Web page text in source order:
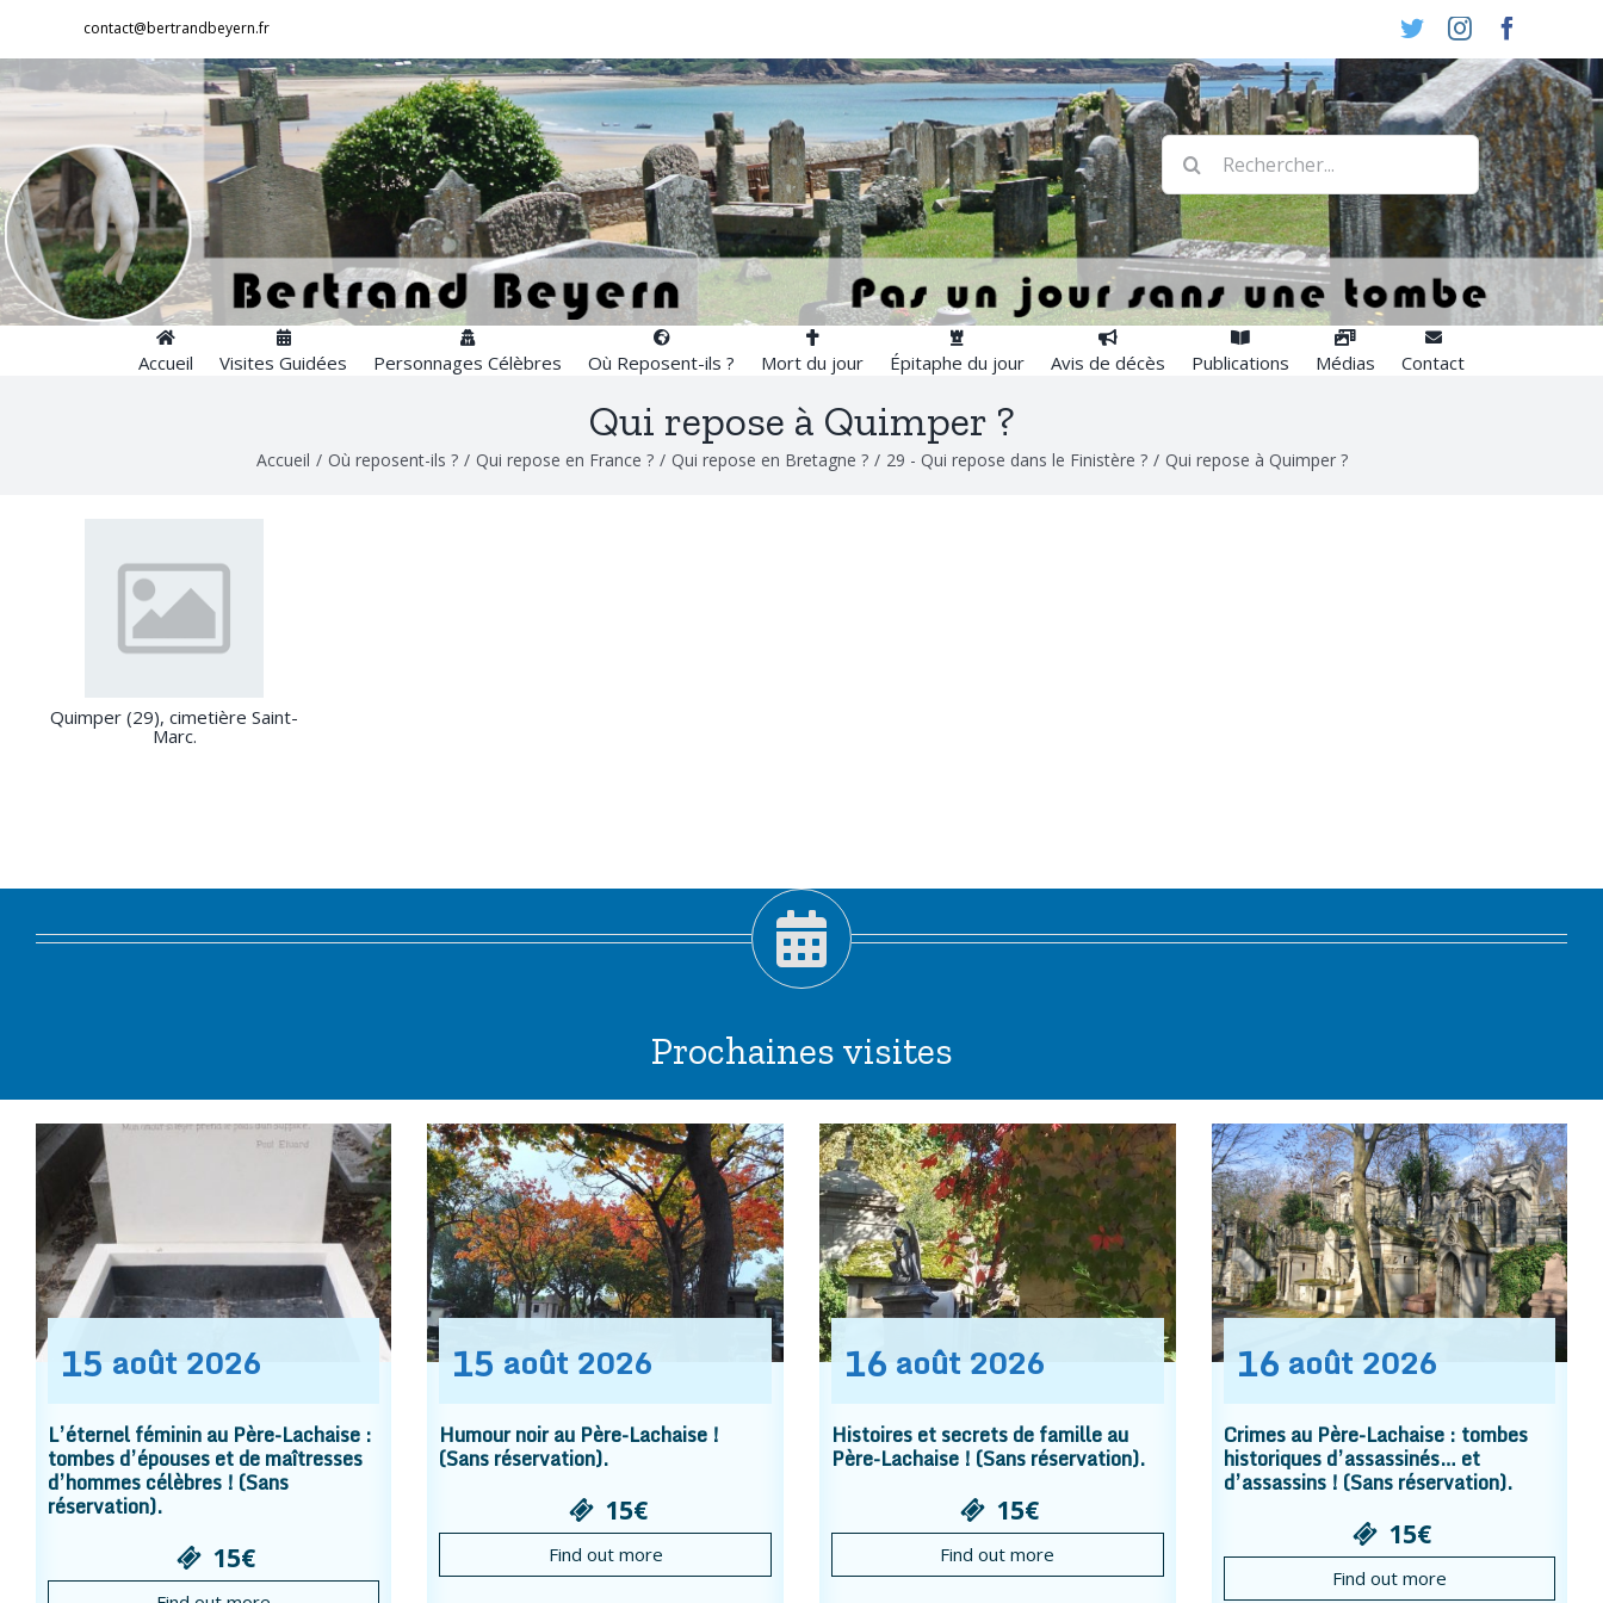
contenu
contact@bertrandbeyern.fr TwitterInstagram
Rechercher:
Accueil Visites Guidées Personnages Célèbres Où Reposent-ils ? Mort du jour Épitaphe du jour Avis de décès Publications Médias Contact
Qui repose à Quimper ?
Accueil / Où reposent-ils ? / Qui repose en France ? / Qui repose en Bretagne ? / 29 - Qui repose dans le Finistère ? / Qui repose à Quimper ?
Quimper (29), cimetière Saint-
Marc.
Prochaines visites
15 août 2026
L’éternel féminin au Père-Lachaise :
tombes d’épouses et de maîtresses
d’hommes célèbres ! (Sans
réservation).
15€
15 août 2026
Humour noir au Père-Lachaise !
(Sans réservation).
15€
Find out more
16 août 2026
Histoires et secrets de famille au
Père-Lachaise ! (Sans réservation).
15€
Find out more
16 août 2026
Crimes au Père-Lachaise : tombes
historiques d’assassinés… et
d’assassins ! (Sans réservation).
15€
Find out more